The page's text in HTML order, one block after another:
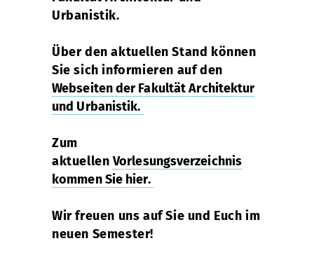
Urbanistik.
Über den aktuellen Stand können
Sie sich informieren auf den
Webseiten der Fakultät Architektur
und Urbanistik.
Zum
aktuellenVorlesungsverzeichnis
kommen Sie hier.
Wir freuen uns auf Sie und Euch im
neuen Semester!